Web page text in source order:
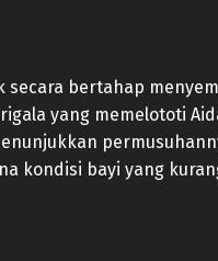
secara bertahap
yang memelototi
kondisi bayi yang